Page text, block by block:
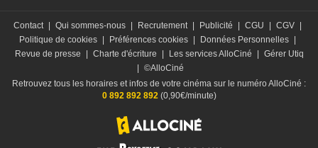
Contact Qui sommes-nous Recrutement Publicité CGU CGV
Politique de cookies
Préférences cookies Données Personnelles
Revue de presse
Charte d'écriture Les services AlloCiné
Gérer Utiq
©AlloCiné
Retrouvez tous les horaires et infos de votre cinéma sur le numéro AlloCiné :
0 892 892 892(0,90€/minute)